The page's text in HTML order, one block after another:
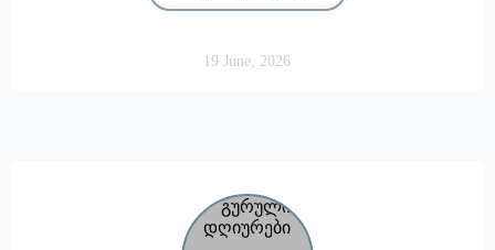
19 June, 2026